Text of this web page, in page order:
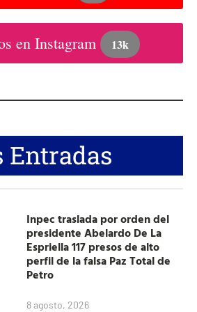
en Instagram 13k
Inpec traslada por orden del
presidente Abelardo De La
Espriella 117 presos de alto
perfil de la falsa Paz Total de
Petro
8 agosto, 2026